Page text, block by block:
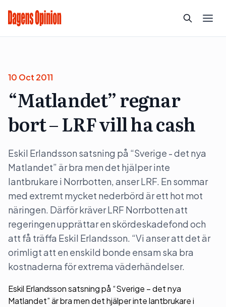
10 Oct 2011
“Matlandet” regnar
bort – LRF vill ha cash
Eskil Erlandsson satsning på “Sverige - det nya
Matlandet” är bra men det hjälper inte
lantbrukare i Norrbotten, anser LRF. En sommar
med extremt mycket nederbörd är ett hot mot
näringen. Därför kräver LRF Norrbotten att
regeringen upprättar en skördeskadefond och
att få träffa Eskil Erlandsson. “Vi anser att det är
orimligt att en enskild bonde ensam ska bra
kostnaderna för extrema väderhändelser.
Eskil Erlandsson satsning på “Sverige – det nya
Matlandet” är bra men det hjälper inte lantbrukare i